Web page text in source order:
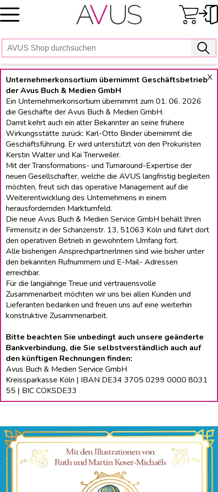
Skip
to
X
Unternehmerkonsortium übernimmt Geschäftsbetrieb
der Avus Buch & Medien GmbH
Ein Unternehmerkonsortium übernimmt zum 01. 06. 2026
die Geschäfte der Avus Buch & Medien GmbH.
Damit kehrt auch ein alter Bekannter an seine frühere
Wirkungsstätte zurück: Karl-Otto Binder übernimmt die
Geschäftsführung. Er wird unterstützt von den Prokuristen
Kerstin Walter und Kai Trierweiler.
Mit der Transformations- und Turnaround-Expertise der
neuen Gesellschafter, welche die AVUS langfristig begleiten
möchten, freut sich das operative Management auf die
Weiterentwicklung des Unternehmens in einem
herausfordernden Marktumfeld.
Die neue Avus Buch & Medien Service GmbH behält lhren
Firmensitz in der Schanzenstr. 13, 51063 Köln und führt dort
den operativen Betrieb in gewohntem Umfang fort.
Alle bisherigen Ansprechpartnerlnnen sind wie bisher unter
den bekannten Rufnummern und E-Mail- Adressen
erreichbar.
Für die langiährige Treue und vertrauensvolle
Zusammenarbeit möchten wir uns bei allen Kunden und
Lieferanten bedanken und freuen uns auf eine weiterhin
konstruktive Zusammenarbeit.
Bitte beachten Sie unbedingt auch unsere geänderte
Bankverbindung, die Sie selbstverständlich auch auf
den künftigen Rechnungen finden:
Avus Buch & Medien Service GmbH
Kreissparkasse Köln | IBAN DE34 3705 0299 0000 8031
55 | BIC COKSDE33